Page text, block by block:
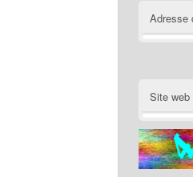
Adresse
Site web